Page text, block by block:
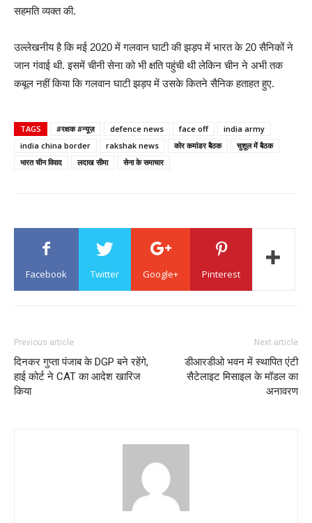
सहमति व्यक्त की.
उल्लेखनीय है कि मई 2020 में गलवान घाटी की झड़प में भारत के 20 सैनिकों ने
जान गंवाई थी. इसमें चीनी सेना को भी क्षति पहुंची थी लेकिन चीन ने अभी तक
कबूल नहीं किया कि गलवान घाटी झड़प में उसके कितने सैनिक हताहत हुए.
TAGS #रक्षक #न्यूज़ defence news face off
india army
india china border
rakshak news कोर कमांडर बैठक
चुशूल में बैठक
भारत चीन विवाद
लदाख सीमा सेना के समाचार
Facebook Twitter Google+ Pinterest
Previous article
दिनकर गुप्ता पंजाब के DGP बने रहेंगे,
हाई कोर्ट ने CAT का आदेश खारिज
किया
Next article
डीआरडीओ भवन में स्थापित एंटी
सैटेलाइट मिसाइल के मॉडल का
अनावरण